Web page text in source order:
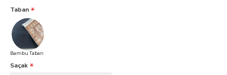
Taban
Bambu Taban
Saçak